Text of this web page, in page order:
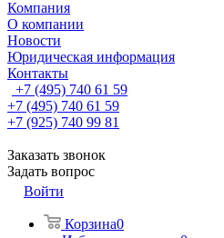
Компания
О компании
Новости
Юридическая информация
Контакты
+7 (495) 740 61 59
+7 (495) 740 61 59
+7 (925) 740 99 81
Заказать звонок
Задать вопрос
Войти
Корзина0